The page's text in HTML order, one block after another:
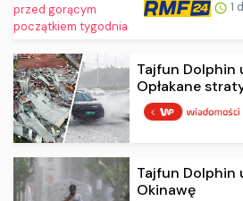
1
Tajfun Dolphin
Opłakane
Tajfun Dolphin
Okinawę